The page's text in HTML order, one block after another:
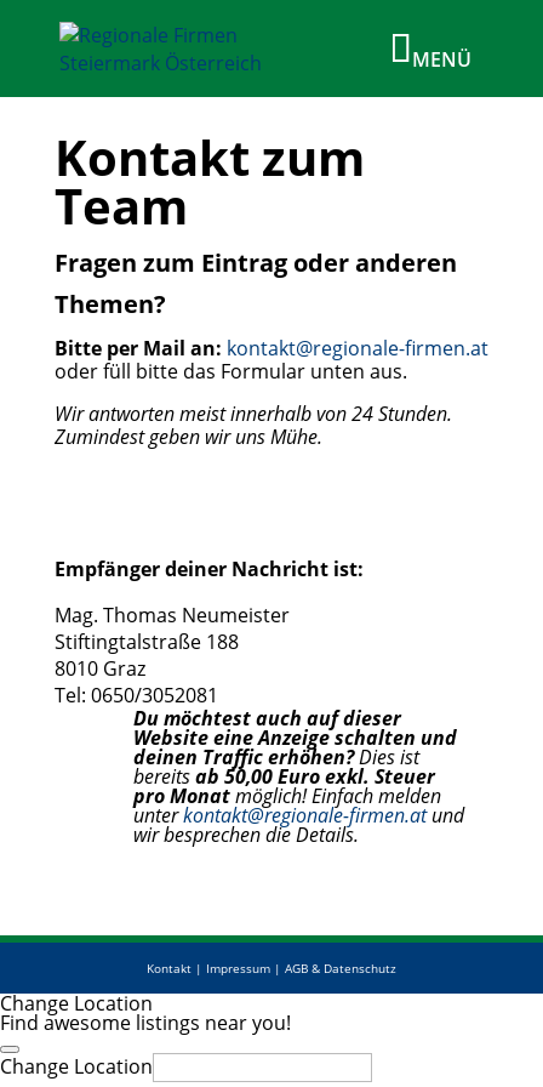
Kontakt zum
Team
Fragen zum Eintrag oder anderen
Themen?
Bitte per Mail an: kontakt@regionale-firmen.at
oder füll bitte das Formular unten aus.
Wir antworten meist innerhalb von 24 Stunden.
Zumindest geben wir uns Mühe.
Empfänger deiner Nachricht ist:
Mag. Thomas Neumeister
Stiftingtalstraße 188
8010 Graz
Tel: 0650/3052081
Du möchtest auch auf dieser
Website eine Anzeige schalten und
deinen Traffic erhöhen?Dies ist
bereitsab 50,00 Euro exkl. Steuer
pro Monatmöglich! Einfach melden
unterkontakt@regionale-firmen.atund
wir besprechen die Details.
Kontakt | Impressum | AGB & Datenschutz
Change Location
Find awesome listings near you!
Change Location